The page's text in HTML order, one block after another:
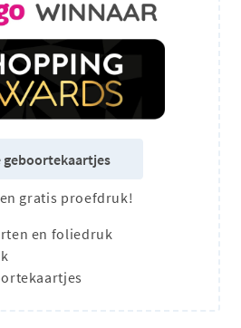
geboortekaartjes
gratis proefdruk!
en foliedruk